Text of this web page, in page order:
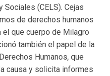
(CELS). Cejas
de derechos humanos
el que cuerpo de Milagro
también el papel de la
Humanos, que
causa y solicita informes